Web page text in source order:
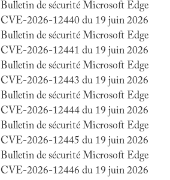
Bulletin de sécurité Microsoft Edge
CVE-2026-12440 du 19 juin 2026
Bulletin de sécurité Microsoft Edge
CVE-2026-12441 du 19 juin 2026
Bulletin de sécurité Microsoft Edge
CVE-2026-12443 du 19 juin 2026
Bulletin de sécurité Microsoft Edge
CVE-2026-12444 du 19 juin 2026
Bulletin de sécurité Microsoft Edge
CVE-2026-12445 du 19 juin 2026
Bulletin de sécurité Microsoft Edge
CVE-2026-12446 du 19 juin 2026